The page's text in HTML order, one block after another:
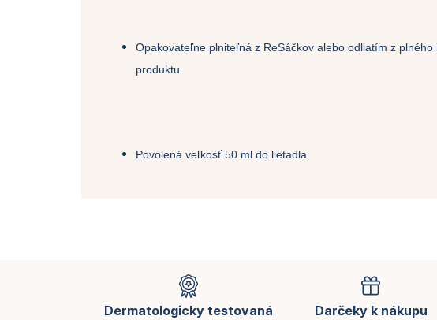
Opakovateľne plniteľná z ReSáčkov alebo odliatím z plného
produktu
Povolená veľkosť 50 ml do lietadla
Dermatologicky testovaná Darčeky k nákupu